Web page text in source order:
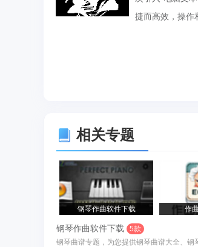
捷而高效，操作
相关专题
钢琴作曲软件下载 作
钢琴作曲软件下载
5款
钢琴曲谱专题，为您提供钢琴曲谱大全、